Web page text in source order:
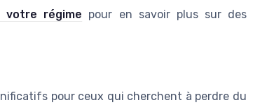
votre régime pour en savoir plus sur des
pour ceux qui cherchent à perdre du